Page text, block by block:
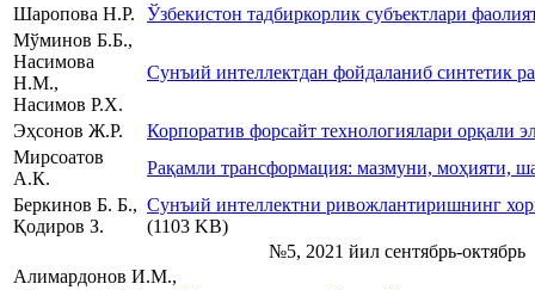
Шаропова Н.Р.
Ўзбекистон тадбиркорлик субъектлари
Мўминов Б.Б.,
Насимова
Н.М.,
Насимов Р.Х.
Сунъий интеллектдан фойдаланиб синтетик
Эҳсонов Ж.Р.
Корпоратив форсайт технологиялари орқали
Мирсоатов
А.К.
Рақамли трансформация: мазмуни, моҳияти,
Беркинов Б. Б.,
Қодиров З.
Сунъий интеллектни ривожлантиришнинг
(1103 KB)
№5, 2021 йил сентябрь-октябрь
Алимардонов И.М.,